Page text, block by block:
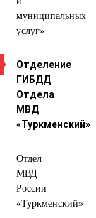
муниципальных
услуг»
Отделение
ГИБДД
Отдела
МВД
«Туркменский»
Отдел
МВД
России
«Туркменский»